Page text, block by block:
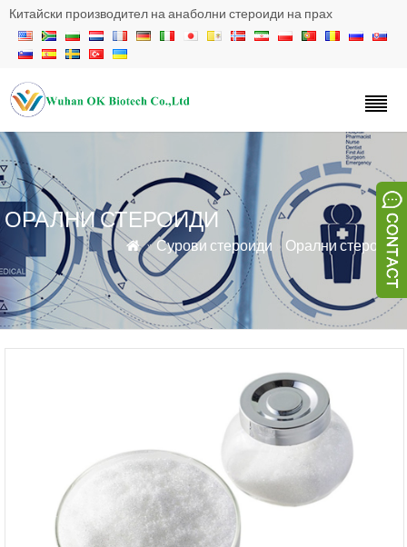
Китайски производител на анаболни стероиди на прах
ОРАЛНИ СТЕРОИДИ
 »Сурови стероиди » Орални стероиди